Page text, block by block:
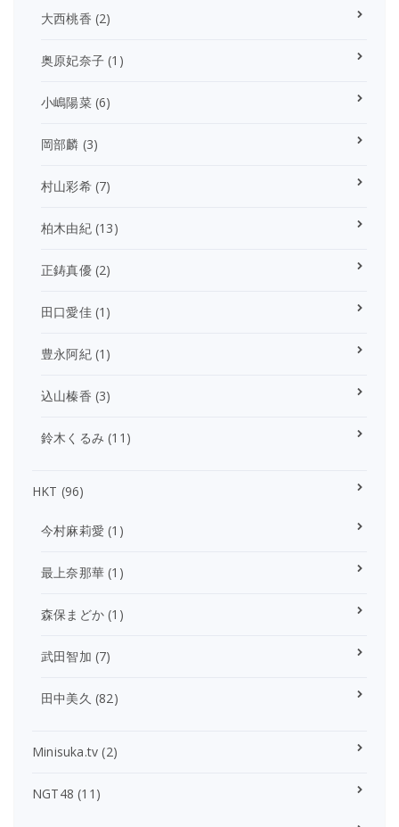
大西桃香 (2)
奥原妃奈子 (1)
小嶋陽菜(6)
岡部麟 (3)
村山彩希(7)
柏木由紀(13)
正鋳真優(2)
田口愛佳(1)
豊永阿紀(1)
込山榛香 (3)
鈴木くるみ (11)
HKT (96)
今村麻莉愛 (1)
最上奈那華 (1)
森保まどか (1)
武田智加 (7)
田中美久 (82)
Minisuka.tv (2)
NGT48 (11)